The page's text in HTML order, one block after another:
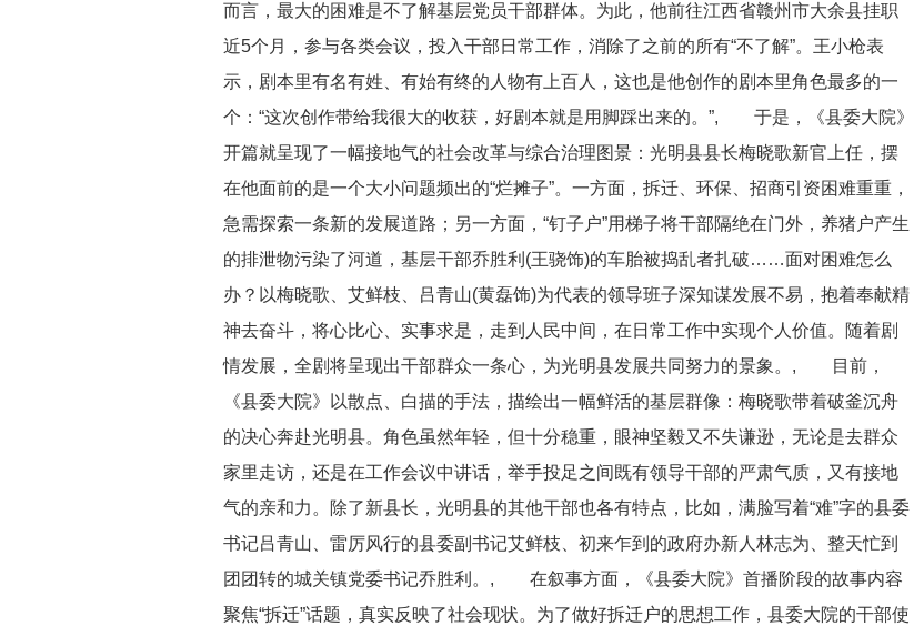
而言，最大的困难是不了解基层党员干部群体。为此，他前往江西省赣州市大余县挂职
近5个月，参与各类会议，投入干部日常工作，消除了之前的所有“不了解”。王小枪表
示，剧本里有名有姓、有始有终的人物有上百人，这也是他创作的剧本里角色最多的一
个：“这次创作带给我很大的收获，好剧本就是用脚踩出来的。”, 于是，《县委大院》
开篇就呈现了一幅接地气的社会改革与综合治理图景：光明县县长梅晓歌新官上任，摆
在他面前的是一个大小问题频出的“烂摊子”。一方面，拆迁、环保、招商引资困难重重，
急需探索一条新的发展道路；另一方面，“钉子户”用梯子将干部隔绝在门外，养猪户产生
的排泄物污染了河道，基层干部乔胜利(王骁饰)的车胎被捣乱者扎破……面对困难怎么
办？以梅晓歌、艾鲜枝、吕青山(黄磊饰)为代表的领导班子深知谋发展不易，抱着奉献精
神去奋斗，将心比心、实事求是，走到人民中间，在日常工作中实现个人价值。随着剧
情发展，全剧将呈现出干部群众一条心，为光明县发展共同努力的景象。, 目前，
《县委大院》以散点、白描的手法，描绘出一幅鲜活的基层群像：梅晓歌带着破釜沉舟
的决心奔赴光明县。角色虽然年轻，但十分稳重，眼神坚毅又不失谦逊，无论是去群众
家里走访，还是在工作会议中讲话，举手投足之间既有领导干部的严肃气质，又有接地
气的亲和力。除了新县长，光明县的其他干部也各有特点，比如，满脸写着“难”字的县委
书记吕青山、雷厉风行的县委副书记艾鲜枝、初来乍到的政府办新人林志为、整天忙到
团团转的城关镇党委书记乔胜利。, 在叙事方面，《县委大院》首播阶段的故事内容
聚焦“拆迁”话题，真实反映了社会现状。为了做好拆迁户的思想工作，县委大院的干部使